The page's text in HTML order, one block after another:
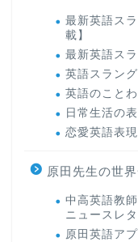
最新英語ス
載】
最新英語ス
英語スラン
英語のこと
日常生活の
恋愛英語表
原田先生の世
中高英語教
ニュースレ
原田英語ア